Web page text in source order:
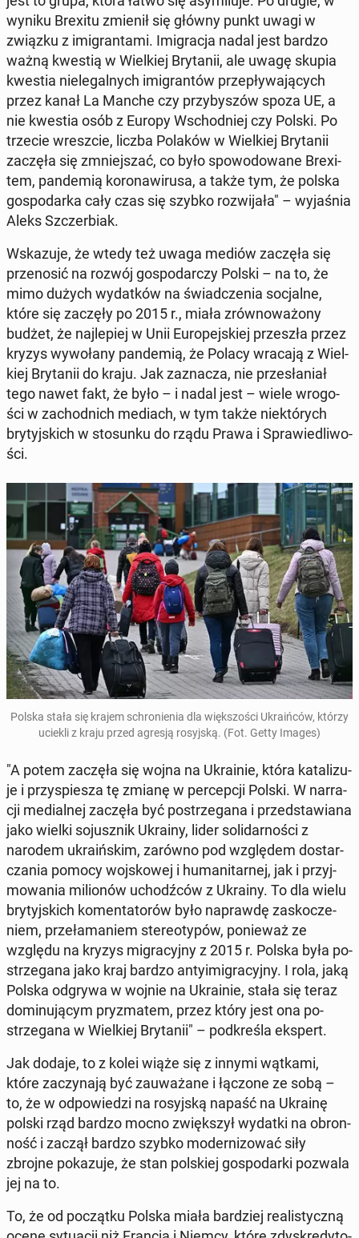
wyniku Brexitu zmienił się główny punkt uwagi w
związku z imi­gran­ta­mi. Imi­gra­cja nadal jest bardzo
ważną kwestią w Wiel­kiej Bry­ta­nii, ale uwagę skupia
kwestia nie­le­gal­nych imi­gran­tów prze­pły­wa­ją­cych
przez kanał La Manche czy przy­by­szów spoza UE, a
nie kwestia osób z Europy Wschod­niej czy Polski. Po
trzecie wresz­cie, liczba Polaków w Wiel­kiej Bry­ta­nii
zaczęła się zmniej­szać, co było spo­wo­do­wa­ne Bre­xi­
tem, pan­de­mią ko­ro­na­wi­ru­sa, a także tym, że polska
go­spo­dar­ka cały czas się szybko roz­wi­ja­ła" – wy­ja­śnia
Aleks Szczer­biak.
Wska­zu­je, że wtedy też uwaga mediów zaczęła się
prze­no­sić na rozwój go­spo­dar­czy Polski – na to, że
mimo dużych wy­dat­ków na świad­cze­nia so­cjal­ne,
które się zaczęły po 2015 r., miała zrów­no­wa­żo­ny
budżet, że naj­le­piej w Unii Eu­ro­pej­skiej prze­szła przez
kryzys wy­wo­ła­ny pan­de­mią, że Polacy wracają z Wiel­
kiej Bry­ta­nii do kraju. Jak za­zna­cza, nie prze­sła­niał
tego nawet fakt, że było – i nadal jest – wiele wro­go­
ści w za­chod­nich mediach, w tym także nie­któ­rych
bry­tyj­skich w sto­sun­ku do rządu Prawa i Spra­wie­dli­wo­
ści.
Polska stała się krajem schro­nie­nia dla więk­szo­ści Ukra­iń­ców, którzy
uciekli z kraju przed agresją ro­syj­ską. (Fot. Getty Images)
"A potem zaczęła się wojna na Ukra­inie, która ka­ta­li­zu­
je i przy­spie­sza tę zmianę w per­cep­cji Polski. W nar­ra­
cji me­dial­nej zaczęła być po­strze­ga­na i przed­sta­wia­na
jako wielki so­jusz­nik Ukrainy, lider so­li­dar­no­ści z
narodem ukra­iń­skim, zarówno pod wzglę­dem do­star­
cza­nia pomocy woj­sko­wej i hu­ma­ni­tar­nej, jak i przyj­
mo­wa­nia mi­lio­nów uchodź­ców z Ukrainy. To dla wielu
bry­tyj­skich ko­men­ta­to­rów było na­praw­dę za­sko­cze­
niem, prze­ła­ma­niem ste­reo­ty­pów, po­nie­waż ze
względu na kryzys mi­gra­cyj­ny z 2015 r. Polska była po­
strze­ga­na jako kraj bardzo an­ty­imi­gra­cyj­ny. I rola, jaką
Polska odgrywa w wojnie na Ukra­inie, stała się teraz
do­mi­nu­ją­cym pry­zma­tem, przez który jest ona po­
strze­ga­na w Wiel­kiej Bry­ta­nii" – pod­kre­śla ekspert.
Jak dodaje, to z kolei wiąże się z innymi wątkami,
które za­czy­na­ją być za­uwa­ża­ne i łączone ze sobą –
to, że w od­po­wie­dzi na ro­syj­ską napaść na Ukrainę
polski rząd bardzo mocno zwięk­szył wydatki na obron­
ność i zaczął bardzo szybko mo­der­ni­zo­wać siły
zbrojne po­ka­zu­je, że stan pol­skiej go­spo­dar­ki pozwala
jej na to.
To, że od po­cząt­ku Polska miała bar­dziej re­ali­stycz­ną